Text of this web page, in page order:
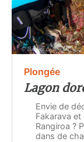
Plongée
Lagon
Envie de
Fakarava
Rangiroa ?
dans de